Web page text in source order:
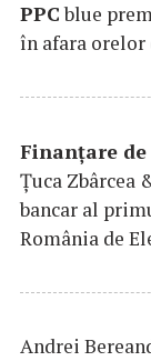
PPCblue
în afara orelor
Finanțare de
Țuca Zbârcea
bancar al
România de
Andrei